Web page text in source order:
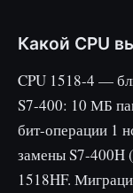
Какой CPU
CPU 1518-4 —
S7-400: 10 МБ
бит-операции 1
замены S7-400H
1518HF.